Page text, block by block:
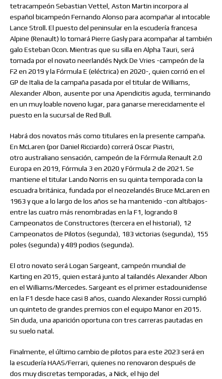
tetracampeón Sebastian Vettel, Aston Martin incorpora al
español bicampeón Fernando Alonso para acompañar al intocable
Lance Stroll. El puesto del peninsular en la escudería francesa
Alpine (Renault) lo tomará Pierre Gasly para acompañar al también
galo Esteban Ocon. Mientras que su silla en Alpha Tauri, será
tomada por el novato neerlandés Nyck De Vries -campeón de la
F2 en 2019 y la Fórmula E (eléctrica) en 2020-, quien corrió en el
GP de Italia de la campaña pasada por el titular de Williams,
Alexander Albon, ausente por una Apendicitis aguda, terminando
en un muy loable noveno lugar, para ganarse merecidamente el
puesto en la sucursal de Red Bull.
Habrá dos novatos más como titulares en la presente campaña.
En McLaren (por Daniel Ricciardo) correrá Oscar Piastri,
otro australiano sensación, campeón de la Fórmula Renault 2.0
Europa en 2019, Fórmula 3 en 2020 y Fórmula 2 de 2021. Se
mantiene el titular Lando Norris en su quinta temporada con la
escuadra británica, fundada por el neozelandés Bruce McLaren en
1963 y que a lo largo de los años se ha mantenido -con altibajos-
entre las cuatro más renombradas en la F1, logrando 8
Campeonatos de Constructores (tercera en el historial), 12
Campeonatos de Pilotos (segunda), 183 victorias (segunda), 155
poles (segunda) y 489 podios (segunda).
El otro novato será Logan Sargeant, campeón mundial de
Karting en 2015, quien estará junto al tailandés Alexander Albon
en el Williams/Mercedes. Sargeant es el primer estadounidense
en la F1 desde hace casi 8 años, cuando Alexander Rossi cumplió
un quinteto de grandes premios con el equipo Manor en 2015.
Sin duda, una aparición oportuna con tres carreras pautadas en
su suelo natal.
Finalmente, el último cambio de pilotos para este 2023 será en
la escudería HAAS/Ferrari, quienes no renovaron después de
dos muy discretas temporadas, a Nick, el hijo del